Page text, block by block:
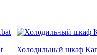
Холодильный шкаф